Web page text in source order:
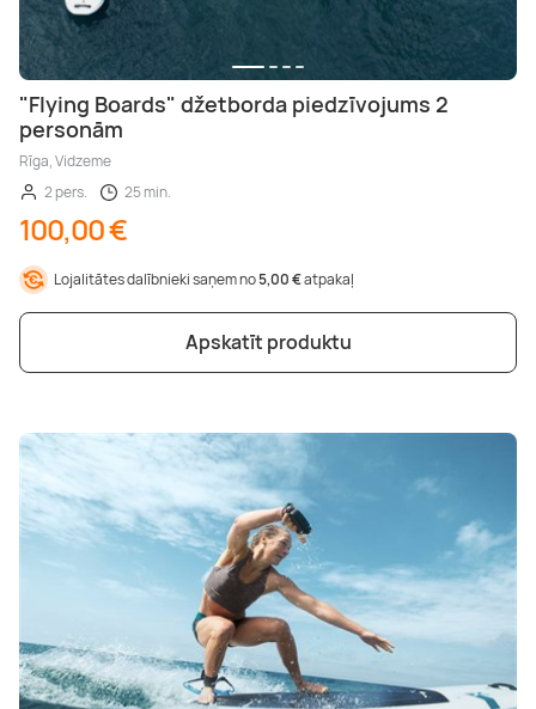
"Flying Boards" džetborda piedzīvojums 2
personām
Rīga, Vidzeme
2 pers.
25 min.
100,00 €
Lojalitātes dalībnieki saņem no5,00 €atpakaļ
Apskatīt produktu